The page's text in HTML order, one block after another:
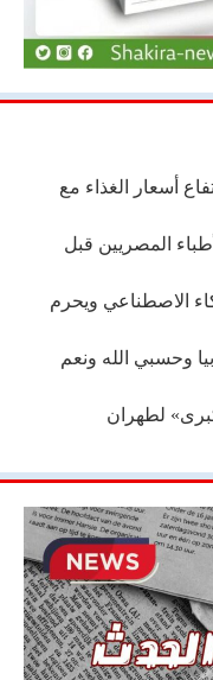
أسعار الغذاء مع
المصريين قبل
الاصطناعي ويحرم
وحسبي الله ونعم
لطهران